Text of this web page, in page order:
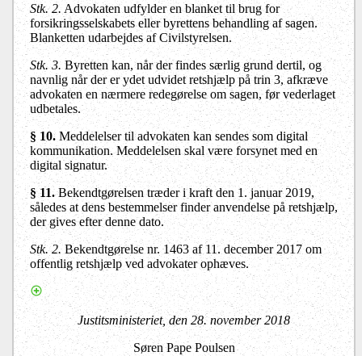
Stk. 2. Advokaten udfylder en blanket til brug for
forsikringsselskabets eller byrettens behandling af sagen.
Blanketten udarbejdes af Civilstyrelsen.
Stk. 3. Byretten kan, når der findes særlig grund dertil, og
navnlig når der er ydet udvidet retshjælp på trin 3, afkræve
advokaten en nærmere redegørelse om sagen, før vederlaget
udbetales.
§ 10. Meddelelser til advokaten kan sendes som digital
kommunikation. Meddelelsen skal være forsynet med en
digital signatur.
§ 11.Bekendtgørelsen træder i kraft den 1. januar 2019,
således at dens bestemmelser finder anvendelse på retshjælp,
der gives efter denne dato.
Stk. 2.Bekendtgørelse nr. 1463 af 11. december 2017 om
offentlig retshjælp ved advokater ophæves.
Justitsministeriet, den 28. november 2018
Søren Pape Poulsen